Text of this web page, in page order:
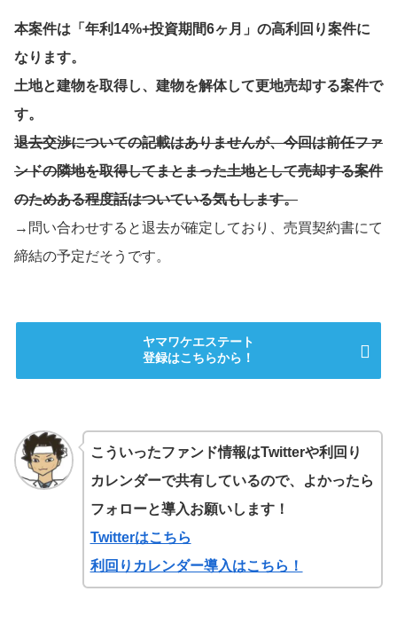
本案件は「年利14%+投資期間6ヶ月」の高利回り案件に
なります。
土地と建物を取得し、建物を解体して更地売却する案件で
す。
退去交渉についての記載はありませんが、今回は前任ファ
ンドの隣地を取得してまとまった土地として売却する案件
のためある程度話はついている気もします。
→問い合わせすると退去が確定しており、売買契約書にて
締結の予定だそうです。
ヤマワケエステート
登録はこちらから！
こういったファンド情報はTwitterや利回り
カレンダーで共有しているので、よかったら
フォローと導入お願いします！
Twitterはこちら
利回りカレンダー導入はこちら！